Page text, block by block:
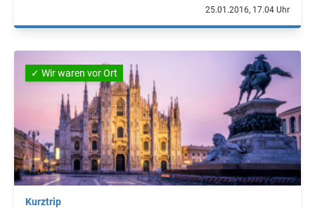
25.01.2016, 17.04 Uhr
✓ Wir waren vor Ort
Kurztrip